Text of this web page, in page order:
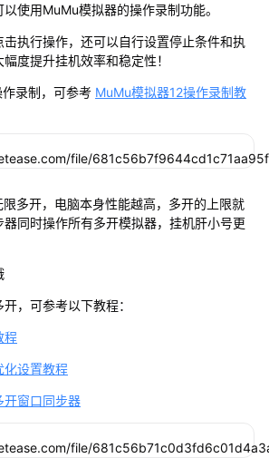
使用MuMu模拟器的操作录制功能。
执行操作，还可以自行设置停止条件和执
度提升挂机效率和稳定性！
录制，可参考 MuMu模拟器12操作录制教
多开，电脑本身性能越高，多开的上限就
同时操作所有多开模拟器，挂机肝小号更
，可参考以下教程：
程
化设置教程
开窗口同步器